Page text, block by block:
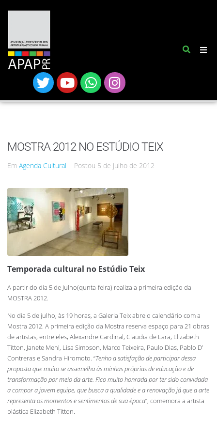
MOSTRA 2012 NO ESTÚDIO TEIX
Em Agenda Cultural Postou 5 de julho de 2012
Temporada cultural no Estúdio Teix
A partir do dia 5 de Julho(qunta-feira) realiza a primeira edição da
MOSTRA 2012.
No dia 5 de julho, às 19 horas, a Galeria Teix abre o calendário com a
Mostra 2012. A primeira edição da Mostra reserva espaço para 21 obras
de artistas, entre eles, Alexandre Cardinal, Claudia de Lara, Elizabeth
Titton, Janete Mehl, Lisa Simpson, Marco Teixeira, Paulo Dias, Pablo D’
Contreras e Sandra Hiromoto. “Tenho a satisfação de participar dessa
proposta que muito se assemelha às minhas próprias de educação e de
transformação por meio da arte. Fico muito honrada por ter sido convidada
a compor a jovem equipe, que busca a qualidade e a renovação já que a arte
representa os momentos e sentimentos de sua época”, comemora a artista
plástica Elizabeth Titton.